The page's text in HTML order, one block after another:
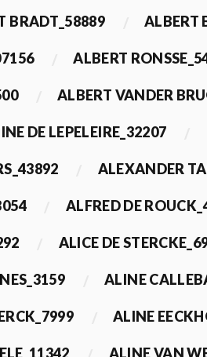
BRADT_58889 ALBERT
ALBERT
ALBERT VANDER
DE LEPELEIRE_32207
ALEXANDER
ALFRED DE
ALICE DE
ALINE
ALINE
ALINE VAN